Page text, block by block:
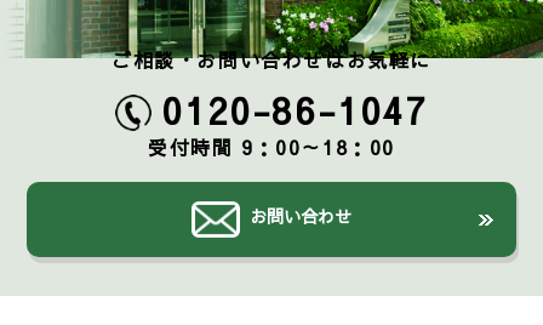
ご相談・お問い合わせはお気軽に
0120-86-1047
受付時間 9：00～18：00
お問い合わせ